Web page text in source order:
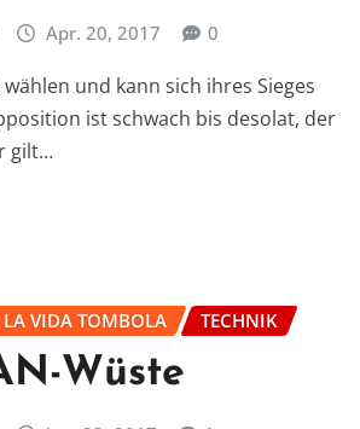
Apr. 20, 2017 0
und kann sich ihres Sieges
ist schwach bis desolat, der
gilt…
VIDA TOMBOLA TECHNIK
Wüste